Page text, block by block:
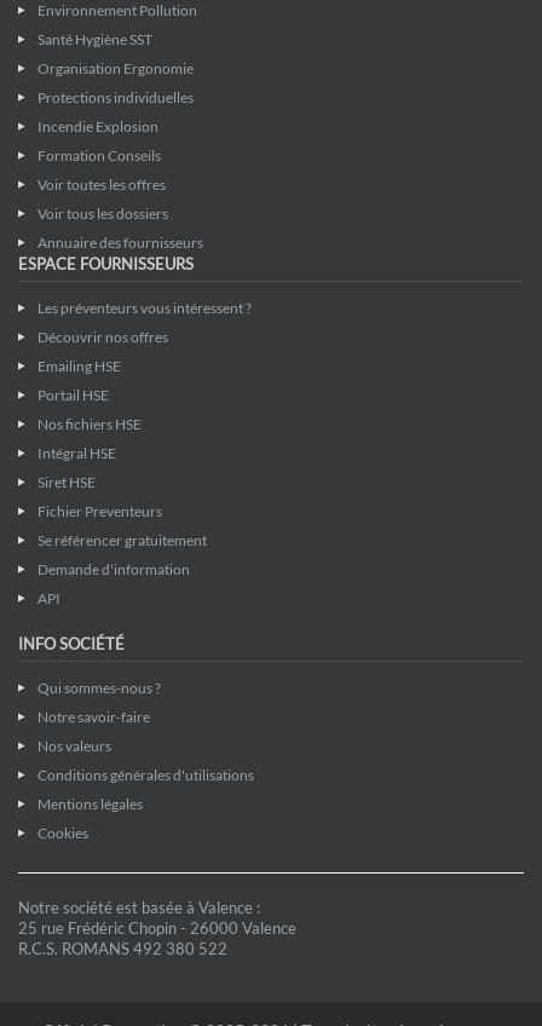
Environnement Pollution
Santé Hygiène SST
Organisation Ergonomie
Protections individuelles
Incendie Explosion
Formation Conseils
Voir toutes les offres
Voir tous les dossiers
Annuaire des fournisseurs
ESPACE FOURNISSEURS
Les préventeurs vous intéressent ?
Découvrir nos offres
Emailing HSE
Portail HSE
Nos fichiers HSE
Intégral HSE
Siret HSE
Fichier Preventeurs
Se référencer gratuitement
Demande d'information
API
INFO SOCIÉTÉ
Qui sommes-nous ?
Notre savoir-faire
Nos valeurs
Conditions générales d'utilisations
Mentions légales
Cookies
Notre société est basée à Valence :
25 rue Frédéric Chopin - 26000 Valence
R.C.S. ROMANS 492 380 522